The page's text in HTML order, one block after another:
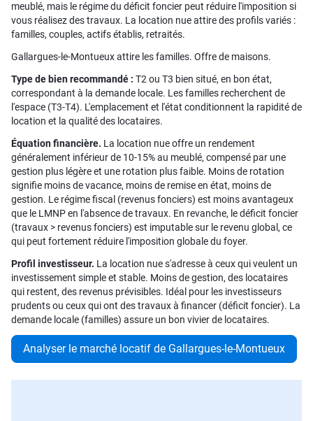
meublé, mais le régime du déficit foncier peut réduire l'imposition si
vous réalisez des travaux. La location nue attire des profils variés :
familles, couples, actifs établis, retraités.
Gallargues-le-Montueux attire les familles. Offre de maisons.
Type de bien recommandé : T2 ou T3 bien situé, en bon état,
correspondant à la demande locale. Les familles recherchent de
l'espace (T3-T4). L'emplacement et l'état conditionnent la rapidité de
location et la qualité des locataires.
Équation financière. La location nue offre un rendement
généralement inférieur de 10-15% au meublé, compensé par une
gestion plus légère et une rotation plus faible. Moins de rotation
signifie moins de vacance, moins de remise en état, moins de
gestion. Le régime fiscal (revenus fonciers) est moins avantageux
que le LMNP en l'absence de travaux. En revanche, le déficit foncier
(travaux > revenus fonciers) est imputable sur le revenu global, ce
qui peut fortement réduire l'imposition globale du foyer.
Profil investisseur. La location nue s'adresse à ceux qui veulent un
investissement simple et stable. Moins de gestion, des locataires
qui restent, des revenus prévisibles. Idéal pour les investisseurs
prudents ou ceux qui ont des travaux à financer (déficit foncier). La
demande locale (familles) assure un bon vivier de locataires.
Analyser le marché locatif de Gallargues-le-Montueux